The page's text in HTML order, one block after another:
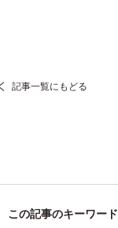
記事一覧にもどる
この記事のキーワード